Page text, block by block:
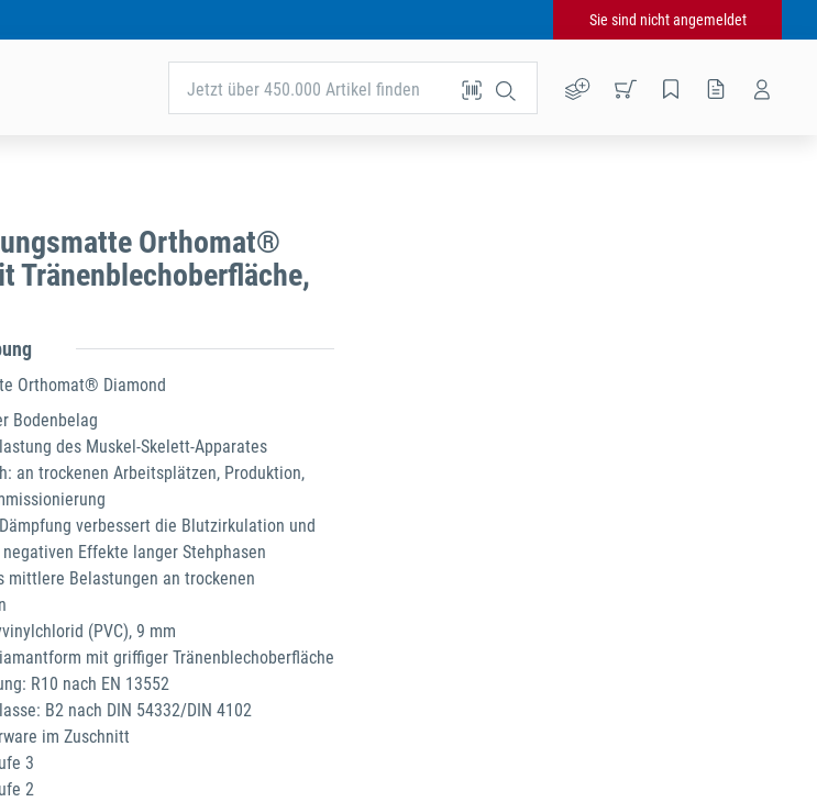
Sie sind nicht angemeldet
Jetzt über 450.000 Artikel finden
Orthomat®
Tränenblechoberfläche,
Orthomat® Diamond
Bodenbelag
des Muskel-Skelett-Apparates
an trockenen Arbeitsplätzen, Produktion,
verbessert die Blutzirkulation und
Effekte langer Stehphasen
mittlere Belastungen an trockenen
(PVC), 9 mm
mit griffiger Tränenblechoberfläche
R10 nach EN 13552
B2 nach DIN 54332/DIN 4102
im Zuschnitt
3
2